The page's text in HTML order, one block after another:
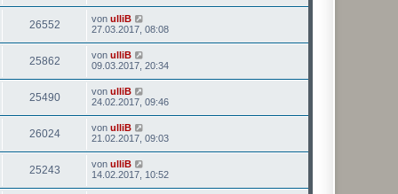
26552 von ulliB
27.03.2017, 08:08
25862 von ulliB
09.03.2017, 20:34
25490 von ulliB
24.02.2017, 09:46
26024 von ulliB
21.02.2017, 09:03
25243 von ulliB
14.02.2017, 10:52